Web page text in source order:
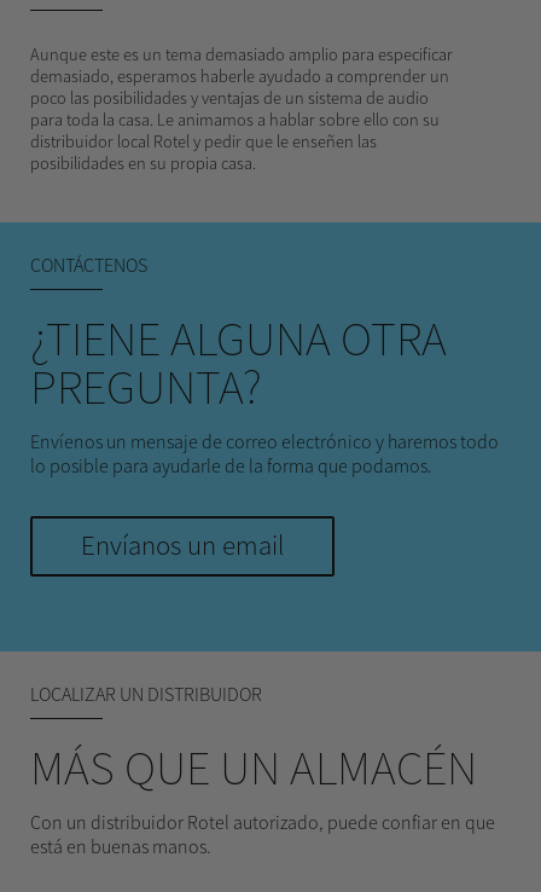
Aunque este es un tema demasiado amplio para especificar
demasiado, esperamos haberle ayudado a comprender un
poco las posibilidades y ventajas de un sistema de audio
para toda la casa. Le animamos a hablar sobre ello con su
distribuidor local Rotel y pedir que le enseñen las
posibilidades en su propia casa.
CONTÁCTENOS
¿TIENE ALGUNA OTRA
PREGUNTA?
Envíenos un mensaje de correo electrónico y haremos todo
lo posible para ayudarle de la forma que podamos.
Envíanos un email
LOCALIZAR UN DISTRIBUIDOR
MÁS QUE UN ALMACÉN
Con un distribuidor Rotel autorizado, puede confiar en que
está en buenas manos.